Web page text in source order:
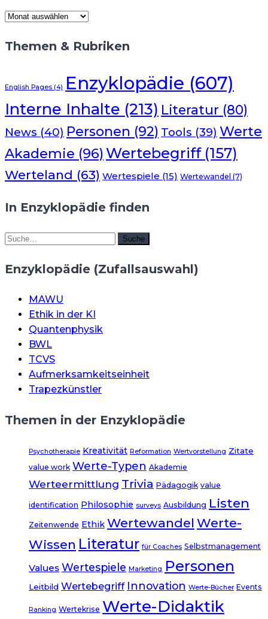
News-
Themen & Rubriken
English Pages (4) Enzyklopädie (607)
Interne Inhalte (213) Literatur (80)
News (40) Personen (92) Tools (39) Werte
Akademie (96) Wertebegriff(157)
Werteland (63) Wertespiele (15) Wertewandel (7)
In Enzyklopädie finden
Suche Suche
Enzyklopädie (Zufallsauswahl)
MAWU
Ethik in der KI
Quantenphysik
BWL
TCVS
Aufmerksamkeitseinheit
Trapezkünstler
Themen in der Enzyklopädie
Psychotherapie Kreativität Reformation Wertvorstellung Zitate
value work Werte-Typen Akademie
Werteermittlung Trivia Pädagogik value
identification Philosophie surveys Ausbildung Listen
Zeitenwende Ethik Wertewandel Werte-
Wissen Literatur für Coaches Selbstmanagement
Values Wertespiele Marketing Personen
Leitbild Wertebegriff Innovation Werte-Bücher Events
Ranking Wertekrise Werte-Didaktik